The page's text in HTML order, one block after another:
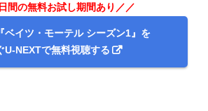
間の無料お試し期間あり／／
ベイツ・モーテル シーズン1』を
U-NEXTで無料視聴する